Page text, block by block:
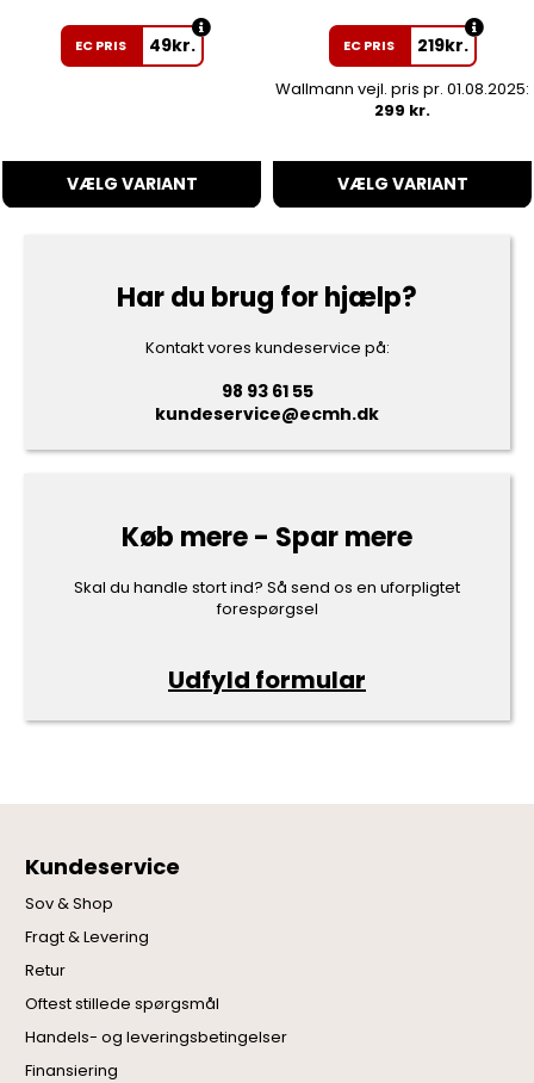
EC PRIS 49kr.
VÆLG VARIANT
EC PRIS 219kr.
Wallmann vejl. pris pr. 01.08.2025:
299 kr.
VÆLG VARIANT
Har du brug for hjælp?
Kontakt vores kundeservice på:
98 93 61 55
kundeservice@ecmh.dk
Køb mere - Spar mere
Skal du handle stort ind? Så send os en uforpligtet
forespørgsel
Udfyld formular
Kundeservice
Sov & Shop
Fragt & Levering
Retur
Oftest stillede spørgsmål
Handels- og leveringsbetingelser
Finansiering